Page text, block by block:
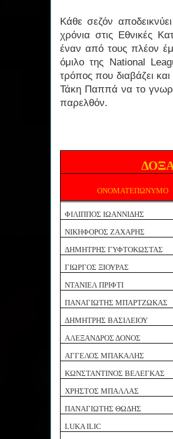
Κάθε σεζόν
χρόνια στις Εθνικές
έναν από τους πλέον
όμιλο της National
τρόπος που διαβάζει και
Τάκη Παππά να το
παρελθόν.
ΟΝΟΜΑΤΕΠΩΝΥΜΟ
ΦΙΛΙΠΠΟΣ ΙΩΑΝΝΙΔΗΣ
ΝΙΚΗΦΟΡΟΣ ΖΑΧΑΡΗΣ
ΔΗΜΗΤΡΗΣ ΓΥΦΤΟΚΩΣΤΑΣ
ΓΙΩΡΓΟΣ ΞΙΟΥΡΑΣ
ΝΤΑΝΙΕΛ ΠΡΙΦΤΙ
ΠΑΝΑΓΙΩΤΗΣ ΜΠΑΡΤΖΩΚΑΣ
ΔΗΜΗΤΡΗΣ ΒΑΣΙΛΕΙΟΥ
ΑΛΕΞΑΝΔΡΟΣ ΔΟΝΟΣ
ΑΓΓΕΛΟΣ ΜΠΑΚΑΛΗΣ
ΚΩΝΣΤΑΝΤΙΝΟΣ ΒΕΛΕΓΚΑΣ
ΧΡΗΣΤΟΣ ΜΠΑΛΛΑΣ
ΠΑΝΑΓΙΩΤΗΣ ΘΩΔΗΣ
LUKA ILIC